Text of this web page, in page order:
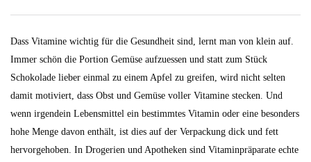
Dass Vitamine wichtig für die Gesundheit sind, lernt man von klein auf.
Immer schön die Portion Gemüse aufzuessen und statt zum Stück
Schokolade lieber einmal zu einem Apfel zu greifen, wird nicht selten
damit motiviert, dass Obst und Gemüse voller Vitamine stecken. Und
wenn irgendein Lebensmittel ein bestimmtes Vitamin oder eine besonders
hohe Menge davon enthält, ist dies auf der Verpackung dick und fett
hervorgehoben. In Drogerien und Apotheken sind Vitaminpräparate echte